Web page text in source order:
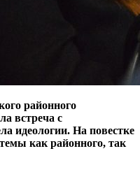
районного
встреча с
идеологии. На повестке
как районного, так